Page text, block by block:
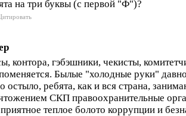
на три буквы (с первой "Ф")?
контора, гэбэшники, чекисты,
Былые "холодные руки"
остыло, ребята, как и вся страна,
СКП правоохранительные
теплое болото коррупции и